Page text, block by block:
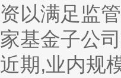
资以满足监
家基金子公
近期,业内规